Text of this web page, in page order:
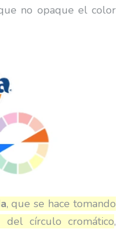
no opaque el color
, que se hace tomando
del círculo cromático,